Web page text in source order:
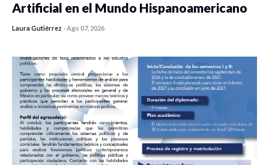
Artificial en el Mundo Hispanoamericano
Laura Gutiérrez -Ago 07, 2026